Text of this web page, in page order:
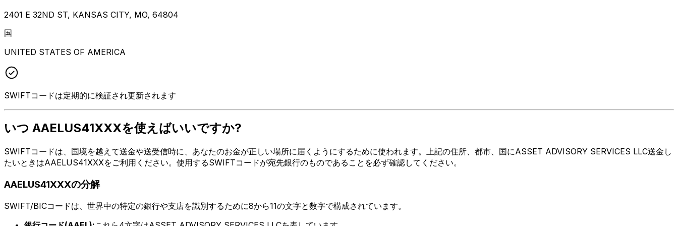
2401 E 32ND ST, KANSAS CITY, MO, 64804
国
UNITED STATES OF AMERICA
SWIFTコードは定期的に検証され更新されます
いつ AAELUS41XXXを使えばいいですか?
SWIFTコードは、国境を越えて送金や送受信時に、あなたのお金が正しい場所に届くようにするために使われます。上記の住所、都市、国にASSET ADVISORY SERVICES LLC送金し
たいときはAAELUS41XXXをご利用ください。使用するSWIFTコードが宛先銀行のものであることを必ず確認してください。
AAELUS41XXXの分解
SWIFT/BICコードは、世界中の特定の銀行や支店を識別するために8から11の文字と数字で構成されています。